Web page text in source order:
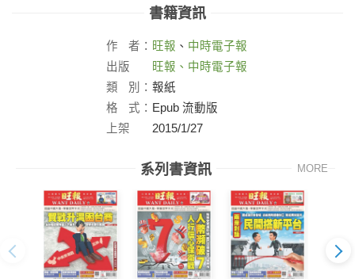
書籍資訊
作 者： 旺報 、 中時電子報
出版
社：
旺報、中時電子報
類
別： 報紙
格
式： Epub 流動版
上架
2015/1/27
系列書資訊 MORE